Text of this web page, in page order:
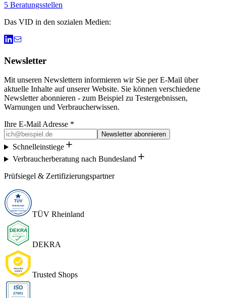
5 Beratungsstellen
Das VID in den sozialen Medien:
Newsletter
Mit unseren Newslettern informieren wir Sie per E-Mail über
aktuelle Inhalte auf unserer Website. Sie können verschiedene
Newsletter abonnieren - zum Beispiel zu Testergebnissen,
Warnungen und Verbraucherwissen.
Ihre E-Mail Adresse *
Newsletter abonnieren
Schnelleinstiege
Verbraucherberatung nach Bundesland
Prüfsiegel & Zertifizierungspartner
TÜV Rheinland
DEKRA
Trusted Shops